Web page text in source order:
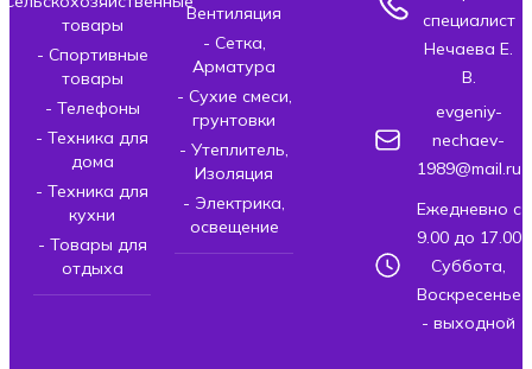
товары
- Спортивные
товары
- Телефоны
- Техника для
дома
- Техника для
кухни
- Товары для
отдыха
Вентиляция
- Сетка,
Арматура
- Сухие смеси,
грунтовки
- Утеплитель,
Изоляция
- Электрика,
освещение
специалист
Нечаева Е.
В.
evgeniy-
nechaev-
1989@mail.ru
Ежедневно с
9.00 до 17.00
Суббота,
Воскресенье
- выходной